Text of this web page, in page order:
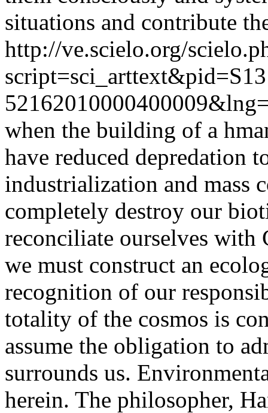
situations and contribute
http://ve.scielo.org/
when the building of a
have reduced depredation
industrialization and mass
completely destroy our
reconciliate ourselves with
we must construct an
recognition of our
totality of the cosmos is
assume the obligation to
surrounds us.
herein. The philosopher,